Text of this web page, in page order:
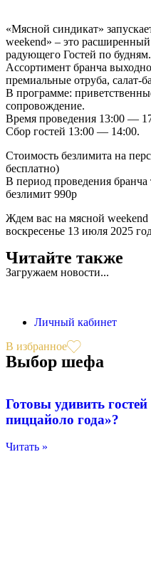
«Мясной синдикат»
weekend» – это
радующего Гостей по будням.
Ассортимент бранча
премиальные отруба, салат-
В программе:
сопровождение.
Время проведения 13:00 —
Сбор гостей 13:00 — 14:00.
Стоимость безлимита на
бесплатно)
В период проведения бранча
безлимит 990р
Ждем вас на мясной weekend
воскресенье 13 июля 2025
Читайте также
Загружаем новости...
Личный кабинет
В избранное
Выбор шефа
Готовы удивить
пиццайоло года»?
Читать »